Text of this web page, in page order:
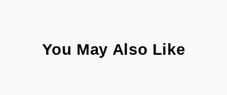
You May Also Like